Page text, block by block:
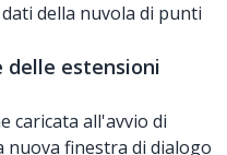
della nuvola di punti
delle estensioni
caricata all'avvio di
nuova finestra di dialogo